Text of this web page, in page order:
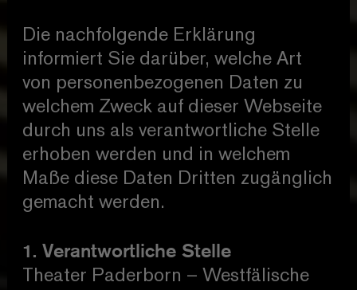
Die nachfolgende Erklärung
informiert Sie darüber, welche Art
von personenbezogenen Daten zu
welchem Zweck auf dieser Webseite
durch uns als verantwortliche Stelle
erhoben werden und in welchem
Maße diese Daten Dritten zugänglich
gemacht werden.
1. Verantwortliche Stelle
Theater Paderborn – Westfälische